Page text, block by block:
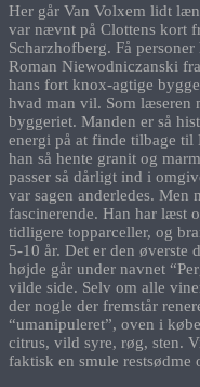
Her går Van Volxem lidt
var nævnt på Clottens kort
Scharzhofberg. Få
Roman Niewodniczanski
hans fort knox-agtige
hvad man vil. Som læseren
byggeriet. Manden er så
energi på at finde tilbage
han så hente granit og
passer så dårligt ind i
var sagen anderledes. Men
fascinerende. Han har læst
tidligere topparceller, og
5-10 år. Det er den øverste
højde går under navnet
vilde side. Selv om alle
der nogle der fremstår
“umanipuleret”, oven i
citrus, vild syre, røg, sten.
faktisk en smule restsødme